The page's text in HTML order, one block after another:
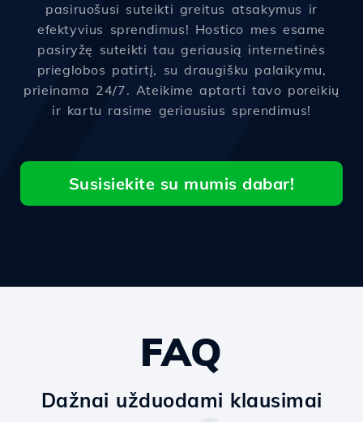
pasiruošusi suteikti greitus atsakymus ir
efektyvius sprendimus! Hostico mes esame
pasiryžę suteikti tau geriausią internetinės
prieglobos patirtį, su draugišku palaikymu,
prieinama 24/7. Ateikime aptarti tavo poreikių
ir kartu rasime geriausius sprendimus!
Susisiekite su mumis dabar!
FAQ
Dažnai užduodami klausimai